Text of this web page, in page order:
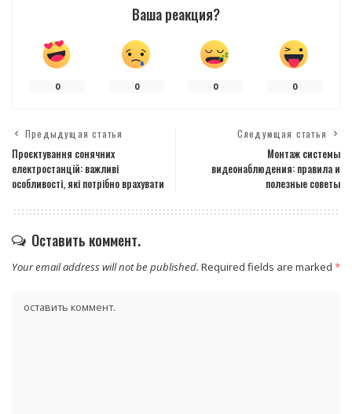
Ваша реакция?
0 0 0 0
Предыдущая статья
Проєктування сонячних
електростанцій: важливі
особливості, які потрібно врахувати
Следующая статья
Монтаж системы
видеонаблюдения: правила и
полезные советы
Оставить коммент.
Your email address will not be published. Required fields are marked *